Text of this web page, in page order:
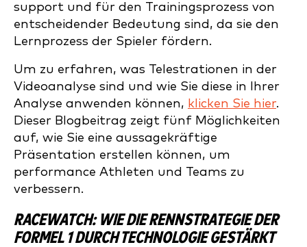
support und für den Trainingsprozess von
entscheidender Bedeutung sind, da sie den
Lernprozess der Spieler fördern.
Um zu erfahren, was Telestrationen in der
Videoanalyse sind und wie Sie diese in Ihrer
Analyse anwenden können, klicken Sie hier.
Dieser Blogbeitrag zeigt fünf Möglichkeiten
auf, wie Sie eine aussagekräftige
Präsentation erstellen können, um
performance Athleten und Teams zu
verbessern.
RACEWATCH: WIE DIE RENNSTRATEGIE DER
FORMEL 1 DURCH TECHNOLOGIE GESTÄRKT